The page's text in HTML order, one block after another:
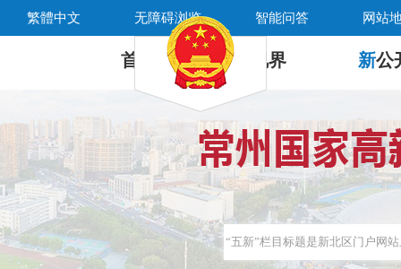
繁體中文 无障碍浏览 智能问答 网站
首 页 新 视界 新公